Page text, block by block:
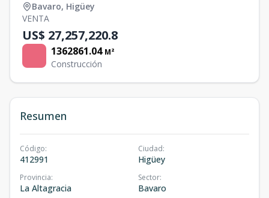
Bavaro, Higüey
VENTA
US$ 27,257,220.8
1362861.04 M²
Construcción
Resumen
Código:
412991
Ciudad:
Higüey
Provincia:
La Altagracia
Sector:
Bavaro